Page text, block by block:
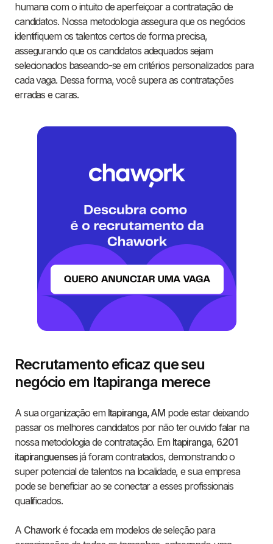
humana com o intuito de aperfeiçoar a contratação de
candidatos. Nossa metodologia assegura que os negócios
identifiquem os talentos certos de forma precisa,
assegurando que os candidatos adequados sejam
selecionados baseando-se em critérios personalizados para
cada vaga. Dessa forma, você supera as contratações
erradas e caras.
Recrutamento eficaz que seu
negócio em Itapiranga merece
A sua organização em Itapiranga, AM pode estar deixando
passar os melhores candidatos por não ter ouvido falar na
nossa metodologia de contratação. Em Itapiranga, 6.201
itapiranguensesjá foram contratados, demonstrando o
super potencial de talentos na localidade, e sua empresa
pode se beneficiar ao se conectar a esses profissionais
qualificados.
A Chaworké focada em modelos de seleção para